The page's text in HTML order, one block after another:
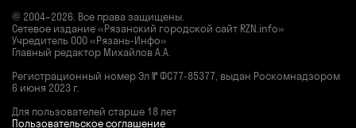
© 2004–2026. Все права защищены.
Сетевое издание «Рязанский городской сайт RZN.info»
Учредитель ООО «Рязань-Инфо»
Главный редактор Михайлов А.А.
Регистрационный номер Эл № ФС77-85377, выдан Роскомнадзором
6 июня 2023 г.
Для пользователей старше 18 лет
Пользовательское соглашение